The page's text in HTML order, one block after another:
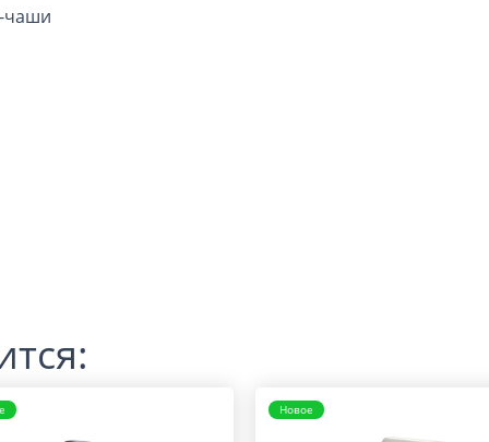
чаши
Новое